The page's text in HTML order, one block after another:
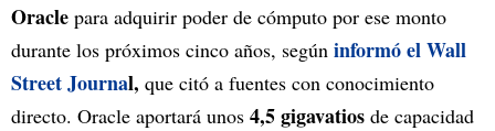
Oracle para adquirir poder de cómputo por ese monto
durante los próximos cinco años, según informó el Wall
Street Journal, que citó a fuentes con conocimiento
directo. Oracle aportará unos 4,5 gigavatios de capacidad